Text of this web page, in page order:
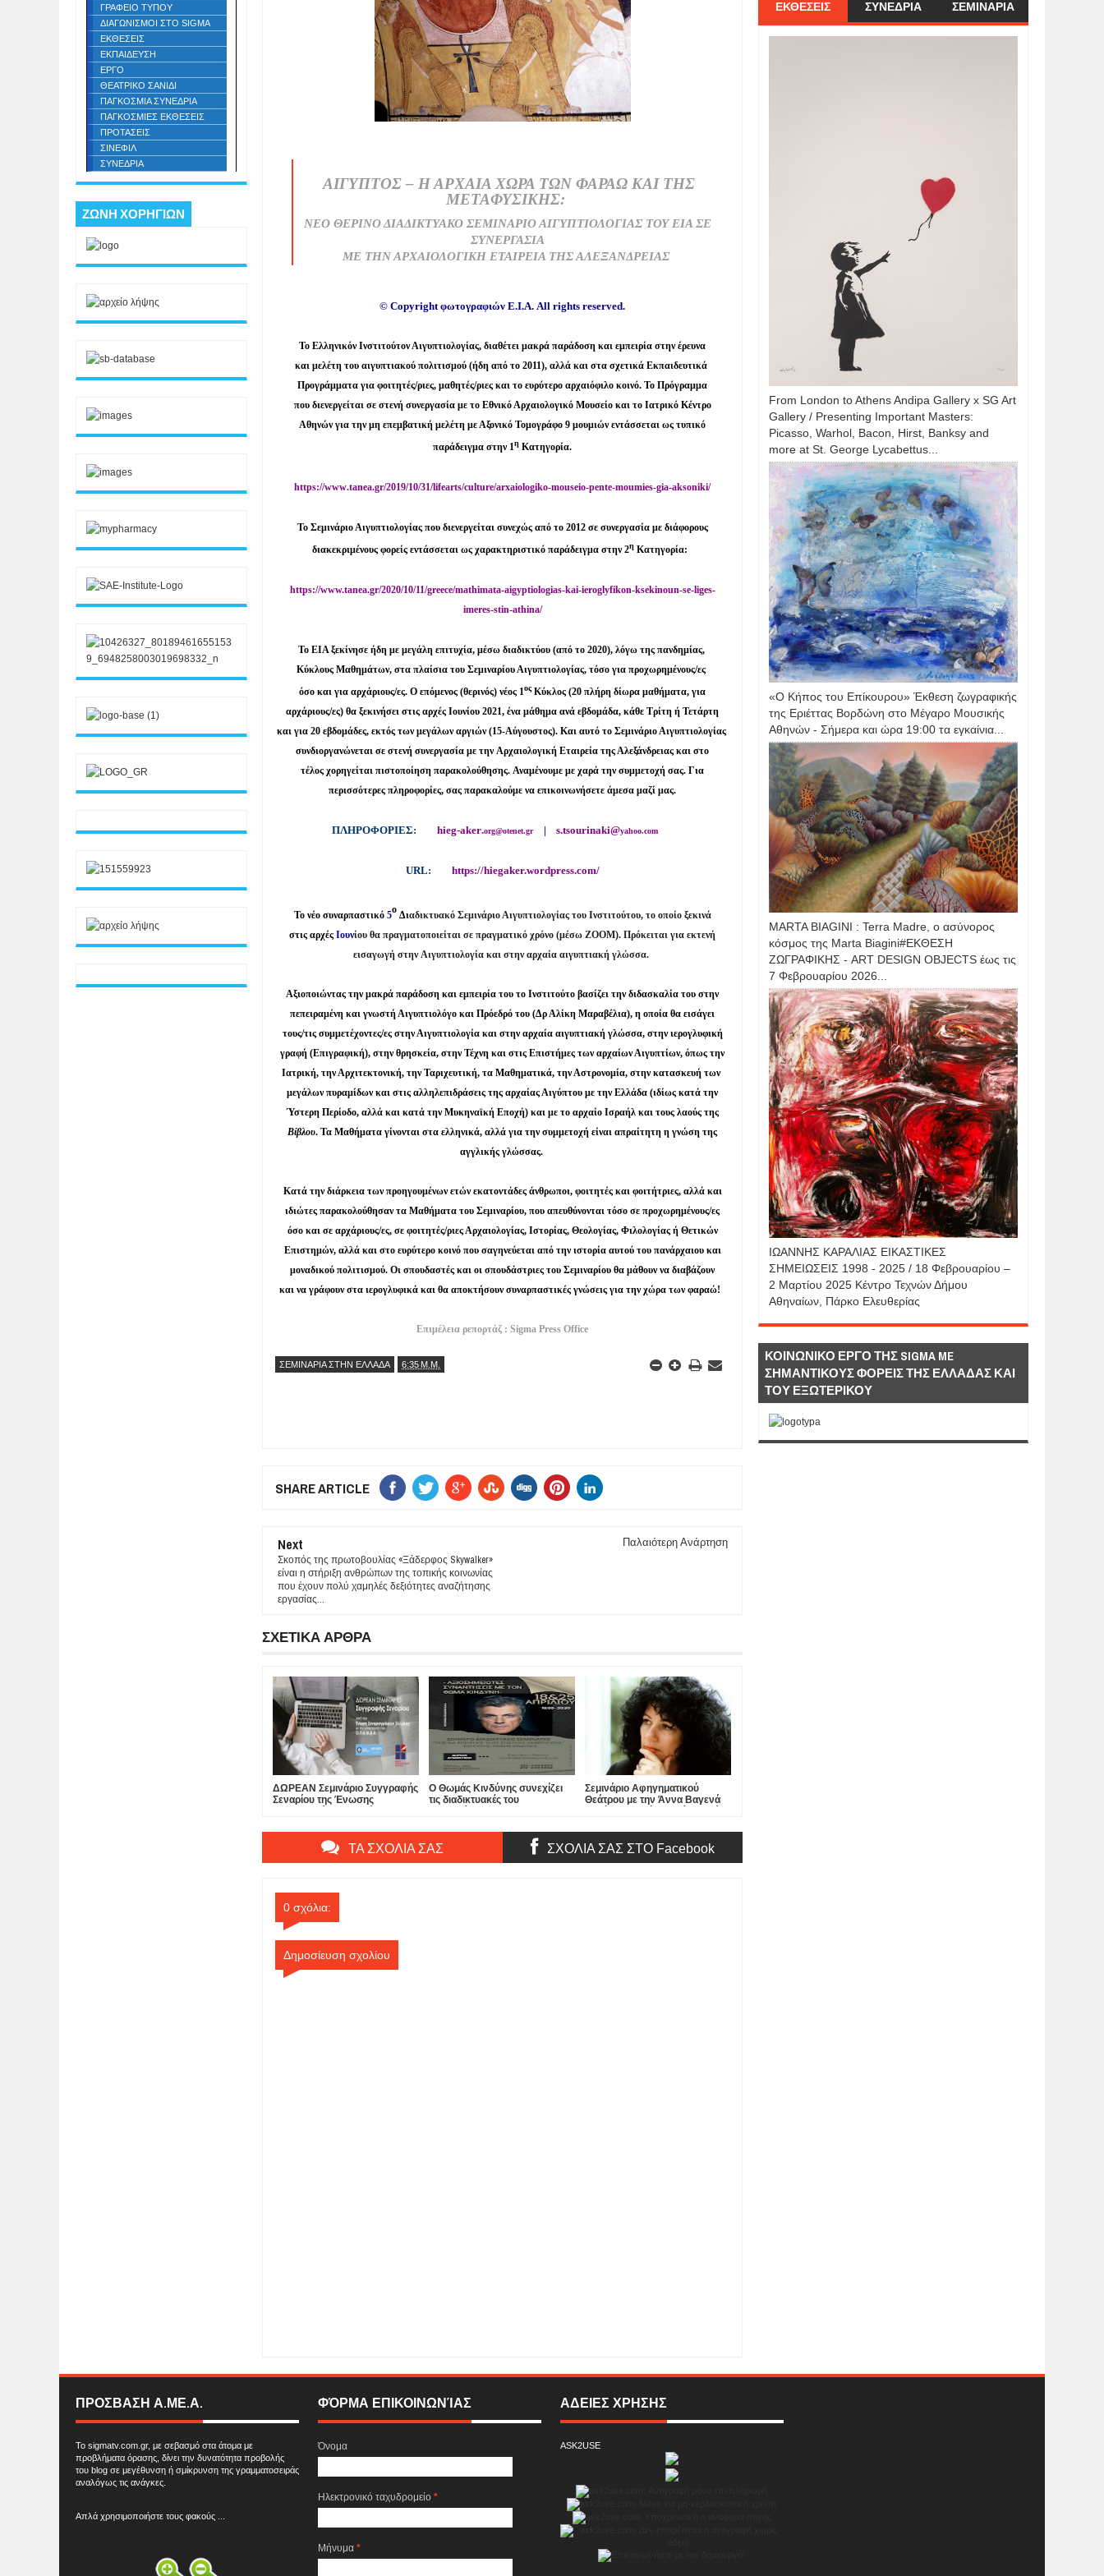
ΑΙΓΥΠΤΟΣ – Η ΑΡΧΑΙΑ ΧΩΡΑ ΤΩΝ ΦΑΡΑΩ ΚΑΙ ΤΗΣ
ΜΕΤΑΦΥΣΙΚΗΣ:
ΝΕΟ ΘΕΡΙΝΟ ΔΙΑΔΙΚΤΥΑΚΟ ΣΕΜΙΝΑΡΙΟ ΑΙΓΥΠΤΙΟΛΟΓΙΑΣ ΤΟΥ ΕΙΑ ΣΕ
ΣΥΝΕΡΓΑΣΙΑ
ΜΕ ΤΗΝ ΑΡΧΑΙΟΛΟΓΙΚΗ ΕΤΑΙΡΕΙΑ ΤΗΣ ΑΛΕΞΑΝΔΡΕΙΑΣ
© Copyrightφωτογραφιών Ε.Ι.Α. All rights reserved.
Το Ελληνικόν Ινστιτούτον Αιγυπτιολογίας, διαθέτει μακρά παράδοση και εμπειρία στην έρευνα
και μελέτη του αιγυπτιακού πολιτισμού (ήδη από το 2011), αλλά και στα σχετικά Εκπαιδευτικά
Προγράμματα για φοιτητές/ριες, μαθητές/ριες και το ευρύτερο αρχαιόφιλο κοινό. Το Πρόγραμμα
που διενεργείται σε στενή συνεργασία με το Εθνικό Αρχαιολογικό Μουσείο και το Ιατρικό Κέντρο
Αθηνών για την μη επεμβατική μελέτη με Αξονικό Τομογράφο 9 μουμιών εντάσσεται ως τυπικό
παράδειγμα στην 1η Κατηγορία.
https://www.tanea.gr/2019/10/31/lifearts/culture/arxaiologiko-mouseio-pente-moumies-gia-aksoniki/
Το Σεμινάριο Αιγυπτιολογίας που διενεργείται συνεχώς από το 2012 σε συνεργασία με διάφορους
διακεκριμένους φορείς εντάσσεται ως χαρακτηριστικό παράδειγμα στην 2η Κατηγορία:
https://www.tanea.gr/2020/10/11/greece/mathimata-aigyptiologias-kai-ieroglyfikon-ksekinoun-se-liges-
imeres-stin-athina/
Το ΕΙΑ ξεκίνησε ήδη με μεγάλη επιτυχία, μέσω διαδικτύου (από το 2020), λόγω της πανδημίας,
Κύκλους Μαθημάτων, στα πλαίσια του Σεμιναρίου Αιγυπτιολογίας, τόσο για προχωρημένους/ες
όσο και για αρχάριους/ες. Ο επόμενος (θερινός) νέος 1ος Κύκλος (20 πλήρη δίωρα μαθήματα, για
αρχάριους/ες) θα ξεκινήσει στις αρχές Ιουνίου 2021, ένα μάθημα ανά εβδομάδα, κάθε Τρίτη ή Τετάρτη
και για 20 εβδομάδες, εκτός των μεγάλων αργιών (15-Αύγουστος). Και αυτό το Σεμινάριο Αιγυπτιολογίας
συνδιοργανώνεται σε στενή συνεργασία με την Αρχαιολογική Εταιρεία της Αλεξάνδρειας και στο
τέλος χορηγείται πιστοποίηση παρακολούθησης. Αναμένουμε με χαρά την συμμετοχή σας. Για
περισσότερες πληροφορίες, σας παρακαλούμε να επικοινωνήσετε άμεσαμαζί μας.
ΠΛΗΡΟΦΟΡΙΕΣ: hieg-aker.org@otenet.gr | s.tsourinaki@yahoo.com
URL: https://hiegaker.wordpress.com/
Το νέο συναρπαστικό 5ο Διαδικτυακό Σεμινάριο Αιγυπτιολογίας του Ινστιτούτου, το οποίο ξεκινά
στις αρχές Ιουνίου θα πραγματοποιείται σε πραγματικό χρόνο (μέσω ΖΟΟΜ). Πρόκειται για εκτενή
εισαγωγή στην Αιγυπτιολογία και στην αρχαία αιγυπτιακή γλώσσα.
Αξιοποιώντας την μακρά παράδοση και εμπειρία του το Ινστιτούτο βασίζει την διδασκαλία του στην
πεπειραμένη και γνωστή Αιγυπτιολόγο και Πρόεδρό του (Δρ Αλίκη Μαραβέλια), η οποία θα εισάγει
τους/τις συμμετέχοντες/ες στην Αιγυπτιολογία και στην αρχαία αιγυπτιακή γλώσσα, στην ιερογλυφική
γραφή (Επιγραφική), στην θρησκεία, στην Τέχνη και στις Επιστήμες των αρχαίων Αιγυπτίων, όπως την
Ιατρική, την Αρχιτεκτονική, την Ταριχευτική, τα Μαθηματικά, την Αστρονομία, στην κατασκευή των
µεγάλων πυραµίδων και στις αλληλεπιδράσεις τηςαρχαίας Αιγύπτου με την Ελλάδα (ιδίως κατά την
Ύστερη Περίοδο, αλλά και κατά την Μυκηναϊκή Εποχή) και με το αρχαίο Ισραήλ και τους λαούς της
Βίβλου. Τα Μαθήματα γίνονται στα ελληνικά, αλλά για την συμμετοχή είναι απραίτητη η γνώση της
αγγλικής γλώσσας.
Κατά την διάρκεια των προηγουμένων ετών εκατοντάδες άνθρωποι, φοιτητές και φοιτήτριες, αλλά και
ιδιώτες παρακολούθησαν τα Μαθήματα του Σεμιναρίου, που απευθύνονται τόσο σε προχωρημένους/ες
όσο και σε αρχάριους/ες, σε φοιτητές/ριες Αρχαιολογίας, Ιστορίας, Θεολογίας, Φιλολογίας ή Θετικών
Επιστηµών, αλλά και στο ευρύτερο κοινό που σαγηνεύεται από την ιστορία αυτού του πανάρχαιου και
μοναδικού πολιτισμού. Οι σπουδαστές και οι σπουδάστριες του Σεμιναρίου θα μάθουν να διαβάζουν
και να γράφουν στα ιερογλυφικά και θα αποκτήσουν συναρπαστικές γνώσεις για την χώρα των φαραώ!
Επιμέλεια ρεπορτάζ : Sigma Press Office
ΣΕΜΙΝΑΡΙΑ ΣΤΗΝ ΕΛΛΑΔΑ 6:35 Μ.Μ.
SHARE ARTICLE
Next
Σκοπός της πρωτοβουλίας «Ξάδερφος Skywalker»
είναι η στήριξη ανθρώπων της τοπικής κοινωνίας
που έχουν πολύ χαμηλές δεξιότητες αναζήτησης
εργασίας...
Παλαιότερη Ανάρτηση
ΣΧΕΤΙΚΑ ΑΡΘΡΑ
ΔΩΡΕΑΝ Σεμινάριο Συγγραφής
Σεναρίου της Ένωσης
Ο.Π.Α.Ν.Δ.Α. (11 & 12/07)
Ο Θωμάς Κινδύνης συνεχίζει
τις διαδικτυακές του
Σεμινάριο Αφηγηματικού
Θεάτρου με την Άννα Βαγενά
ΤΑ ΣΧΟΛΙΑ ΣΑΣ ΣΧΟΛΙΑ ΣΑΣ ΣΤΟ Facebook
0 σχόλια:
Δημοσίευση σχολίου
ΓΡΑΦΕΙΟ ΤΥΠΟΥ
ΔΙΑΓΩΝΙΣΜΟΙ ΣΤΟ SIGMA
ΕΚΘΕΣΕΙΣ
ΕΚΠΑΙΔΕΥΣΗ
ΕΡΓΟ
ΘΕΑΤΡΙΚΟ ΣΑΝΙΔΙ
ΠΑΓΚΟΣΜΙΑ ΣΥΝΕΔΡΙΑ
ΠΑΓΚΟΣΜΙΕΣ ΕΚΘΕΣΕΙΣ
ΠΡΟΤΑΣΕΙΣ
ΣΙΝΕΦΙΛ
ΣΥΝΕΔΡΙΑ
ΖΩΝΗ ΧΟΡΗΓΙΩΝ
ΕΚΘΕΣΕΙΣ ΣΥΝΕΔΡΙΑ ΣΕΜΙΝΑΡΙΑ
From London to Athens Andipa Gallery x SG Art
Gallery / Presenting Important Masters:
Picasso, Warhol, Bacon, Hirst, Banksy and
more at St. George Lycabettus...
«Ο Κήπος του Επίκουρου» Έκθεση ζωγραφικής
της Εριέττας Βορδώνη στο Μέγαρο Μουσικής
Αθηνών - Σήμερα και ώρα 19:00 τα εγκαίνια...
MARTA BIAGINI : Terra Madre, ο ασύνορος
κόσμος της Marta Biagini#ΕΚΘΕΣΗ
ΖΩΓΡΑΦΙΚΗΣ - ART DESIGN OBJECTS έως τις
7 Φεβρουαρίου 2026...
IΩΑΝΝΗΣ KAΡΑΛΙΑΣ ΕΙΚΑΣΤΙΚΕΣ
ΣΗΜΕΙΩΣΕΙΣ 1998 - 2025 / 18 Φεβρουαρίου –
2 Μαρτίου 2025 Κέντρο Τεχνών Δήμου
Αθηναίων, Πάρκο Ελευθερίας
ΚΟΙΝΩΝΙΚΟ ΕΡΓΟ ΤΗΣ SIGMA ME
ΣΗΜΑΝΤΙΚΟΥΣ ΦΟΡΕΙΣ ΤΗΣ ΕΛΛΑΔΑΣ ΚΑΙ
ΤΟΥ ΕΞΩΤΕΡΙΚΟΥ
ΠΡΟΣΒΑΣΗ Α.ΜΕ.Α.
Το sigmatv.com.gr, με σεβασμό στα άτομα με
προβλήματα όρασης, δίνει την δυνατότητα προβολής
του blog σε μεγέθυνση ή σμίκρυνση της γραμματοσειράς
αναλόγως τις ανάγκες.
Απλά χρησιμοποιήστε τους φακούς ...
ΦΌΡΜΑ ΕΠΙΚΟΙΝΩΝΊΑΣ
Όνομα
Ηλεκτρονικό ταχυδρομείο *
Μήνυμα *
ΑΔΕΙΕΣ ΧΡΗΣΗΣ
ASK2USE